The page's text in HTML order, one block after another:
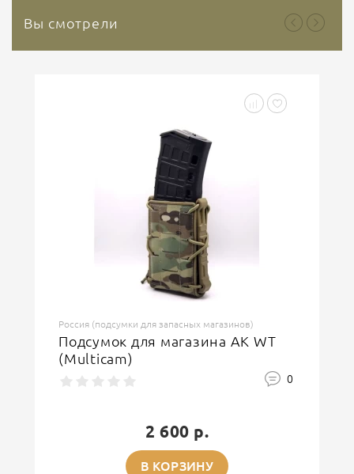
Вы смотрели
Россия (подсумки для запасных магазинов)
Подсумок для магазина АК WT
(Multicam)
0
2 600 р.
В КОРЗИНУ